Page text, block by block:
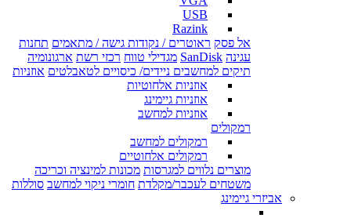
USB
Razink
אל פסק ראוטרים / נקודות גישה / מתאמים תחנות
עגינה SanDisk מגדילי טווח רכזי רשת ארגונומיה
תיקים למחשבים ניידים/ כיסויים לטאבלטים אוזניות
אוזניות אלחוטיות
אוזניות גיימינג
אוזניות למחשב
רמקולים
רמקולים למחשב
רמקולים אלחוטיים
מוצרים נלווים למגרסות מכונות למינציה וכריכה
משטחים לעכבר/מקלדת חומרי ניקוי למחשב סוללות
אביזרי גיימינג